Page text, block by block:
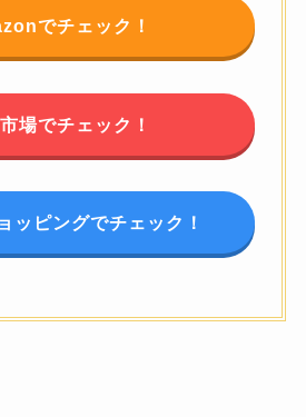
でチェック！
場でチェック！
ッピングでチェック！